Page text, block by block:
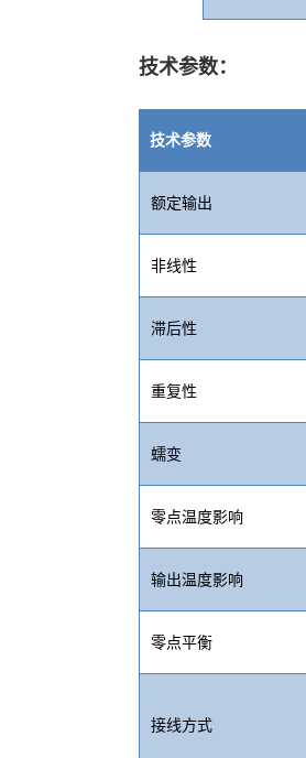
技术参数：
技术参数
额定输出
非线性
滞后性
重复性
蠕变
零点温度影响
输出温度影响
零点平衡
接线方式